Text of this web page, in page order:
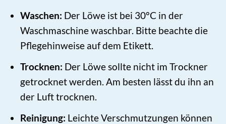
Waschen: Der Löwe ist bei 30°C in der
Waschmaschine waschbar. Bitte beachte die
Pflegehinweise auf dem Etikett.
Trocknen: Der Löwe sollte nicht im Trockner
getrocknet werden. Am besten lässt du ihn an
der Luft trocknen.
Reinigung: Leichte Verschmutzungen können